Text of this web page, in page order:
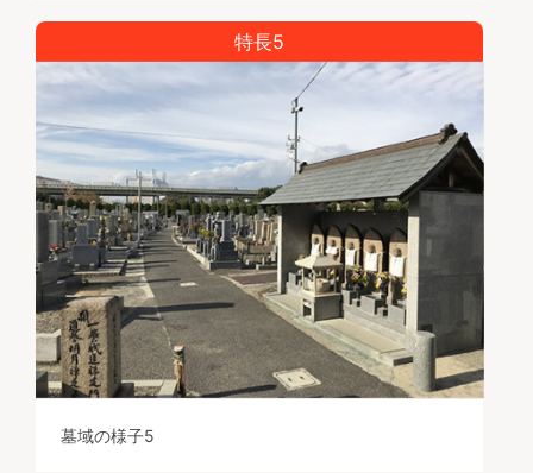
特長5
墓域の様子5